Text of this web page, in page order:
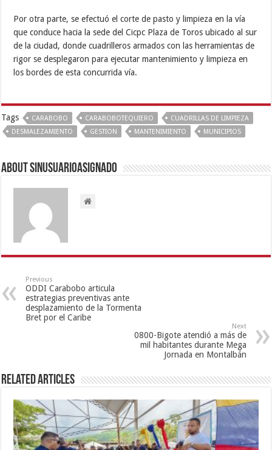
Por otra parte, se efectuó el corte de pasto y limpieza en la vía
que conduce hacia la sede del Cicpc Plaza de Toros ubicado al sur
de la ciudad, donde cuadrilleros armados con las herramientas de
rigor se desplegaron para ejecutar mantenimiento y limpieza en
los bordes de esta concurrida vía.
Tags CARABOBO CARABOBOTEQUIERO
CUADRILLAS DE LIMPIEZA
DESMALEZAMIENTO
GESTION MANTENIMIENTO MUNICIPIOS
About sinusuarioasignado
Previous
ODDI Carabobo articula
estrategias preventivas ante
desplazamiento de la Tormenta
Bret por el Caribe
Next
0800-Bigote atendió a más de
mil habitantes durante Mega
Jornada en Montalbán
Related Articles